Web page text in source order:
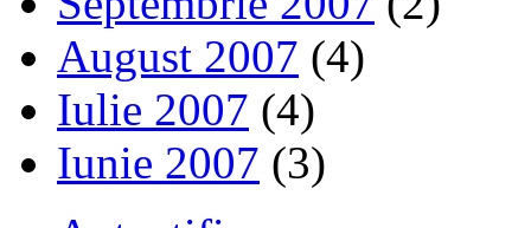
August 2007 (4)
Iulie 2007 (4)
Iunie 2007 (3)